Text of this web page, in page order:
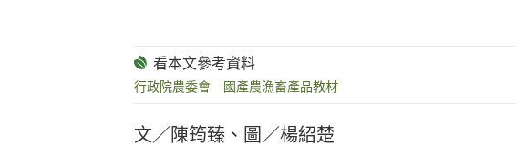
行政院農委會 國產農漁畜產品教材
文／陳筠臻、圖／楊紹楚